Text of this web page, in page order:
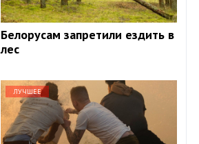
Белорусам запретили ездить в
лес
ЛУЧШЕЕ